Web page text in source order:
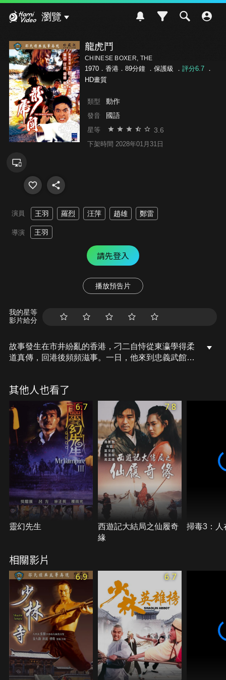
瀏覽
龍虎鬥
CHINESE BOXER, THE
1970．香港．89分鐘 ． 保護級 ． 評分6.7．
HD畫質
類型 動作
發音 國語
星等 3.6
下架時間 2028年01月31日
演員 王羽 羅烈 汪萍 趙雄 鄭雷
導演 王羽
請先登入
播放預告片
我的星等
影片給分
故事發生在市井紛亂的香港，刁二自恃從東瀛學得柔
道真傳，回港後頻頻滋事。一日，他來到忠義武館，
敗的刁二搬來日本浪人北島重新殺入武館，李中海好
漢難敵四手，受致命傷慘死，徒弟雷明也被打的奄奄
一息，幸得師妹小玲相救，暫逃一劫。刁二掃清對
手，在鎮上開賭場斂財。傷愈的雷明苦練神功，決心
為師父報仇，一年後修成正果，隻身殺向賭場。交戰
中，他悉數殺死北島、刁二和前來助陣的日本劍客，
一洗往日血仇......
其他人也看了
6.7
靈幻先生
7.8
西遊記大結局之仙履奇
緣
掃毒3：人
相關影片
6.9 6.7